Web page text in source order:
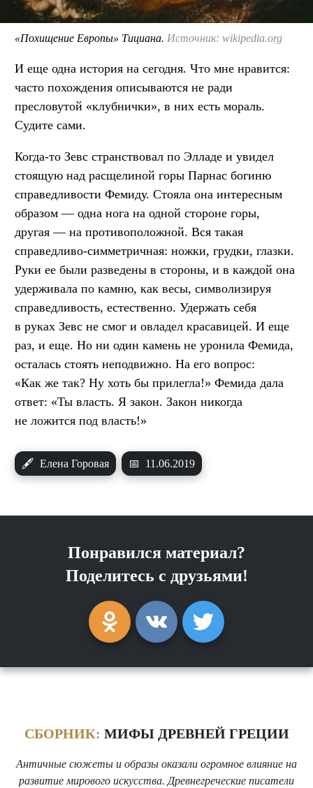
«Похищение Европы» Тициана. Источник: wikipedia.org
И еще одна история на сегодня. Что мне нравится:
часто похождения описываются не ради
пресловутой «клубнички», в них есть мораль.
Судите сами.
Когда-то Зевс странствовал по Элладе и увидел
стоящую над расщелиной горы Парнас богиню
справедливости Фемиду. Стояла она интересным
образом — одна нога на одной стороне горы,
другая — на противоположной. Вся такая
справедливо-симметричная: ножки, грудки, глазки.
Руки ее были разведены в стороны, и в каждой она
удерживала по камню, как весы, символизируя
справедливость, естественно. Удержать себя
в руках Зевс не смог и овладел красавицей. И еще
раз, и еще. Но ни один камень не уронила Фемида,
осталась стоять неподвижно. На его вопрос:
«Как же так? Ну хоть бы прилегла!» Фемида дала
ответ: «Ты власть. Я закон. Закон никогда
не ложится под власть!»
🖋 Елена Горовая 📅 11.06.2019
Понравился материал?
Поделитесь с друзьями!
СБОРНИК: МИФЫ ДРЕВНЕЙ ГРЕЦИИ
Античные сюжеты и образы оказали огромное влияние на
развитие мирового искусства. Древнегреческие писатели